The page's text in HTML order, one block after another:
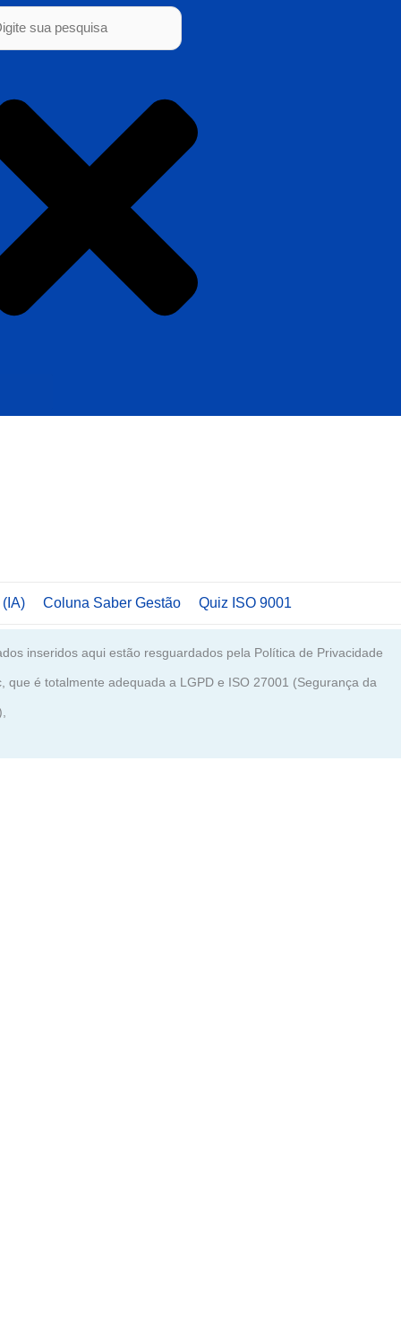
Coluna Saber Gestão Quiz ISO 9001
inseridos aqui estão resguardados pela Política de Privacidade
que é totalmente adequada a LGPD e ISO 27001 (Segurança da